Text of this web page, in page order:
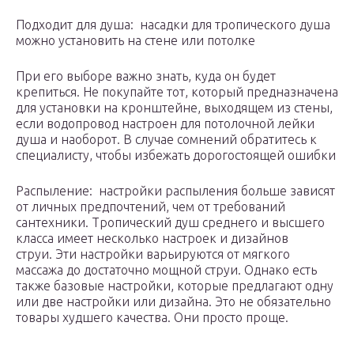
Подходит для душа: насадки для тропического душа
можно установить на стене или потолке
При его выборе важно знать, куда он будет
крепиться. Не покупайте тот, который предназначена
для установки на кронштейне, выходящем из стены,
если водопровод настроен для потолочной лейки
душа и наоборот. В случае сомнений обратитесь к
специалисту, чтобы избежать дорогостоящей ошибки
Распыление: настройки распыления больше зависят
от личных предпочтений, чем от требований
сантехники. Тропический душ среднего и высшего
класса имеет несколько настроек и дизайнов
струи. Эти настройки варьируются от мягкого
массажа до достаточно мощной струи. Однако есть
также базовые настройки, которые предлагают одну
или две настройки или дизайна. Это не обязательно
товары худшего качества. Они просто проще.